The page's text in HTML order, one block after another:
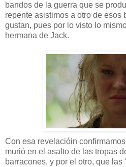
bandos de la guerra que se
repente asistimos a otro de esos
gustan, pues por lo visto lo
hermana de Jack.
Con esa revelacióin
murió en el asalto de las tropas
barracones, y por el otro, que